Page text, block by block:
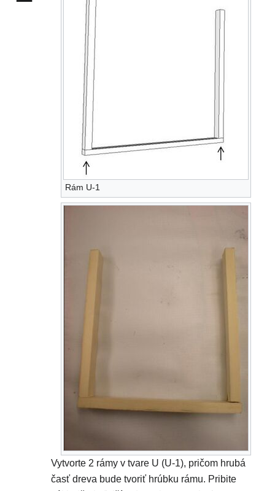
Rám U-1
Vytvorte 2 rámy v tvare U (U-1), pričom hrubá
časť dreva bude tvoriť hrúbku rámu. Pribite